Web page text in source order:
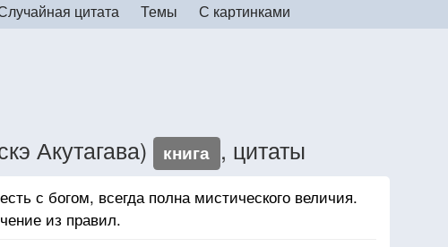
цитата Темы С картинками
Акутагава) книга , цитаты
с богом, всегда полна мистического величия.
из правил.